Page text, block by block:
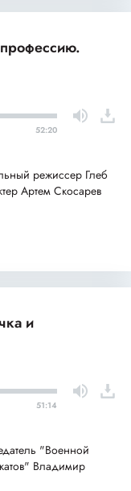
52:20
режиссер Глеб
Артем Скосарев
и
51:14
"Военной
Владимир